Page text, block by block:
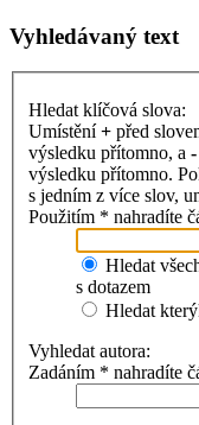
Vyhledávaný text
Hledat klíčová slova:
Umístění+ před
výsledku přítomno, a -
výsledku přítomno.
s jedním z více slov,
Použitím * nahradíte
Hledat
s dotazem
Hledat
Vyhledat autora:
Zadáním * nahradíte